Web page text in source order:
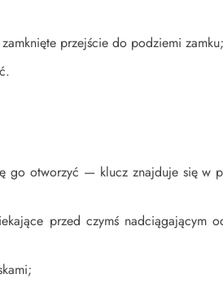
przejście do podziemi zamku;
otworzyć — klucz znajduje się w
przed czymś nadciągającym